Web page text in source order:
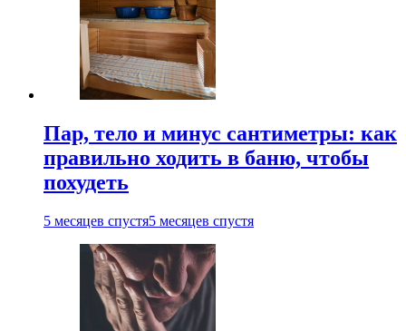
Пар, тело и минус сантиметры: как
правильно ходить в баню, чтобы
похудеть
5 месяцев спустя5 месяцев спустя